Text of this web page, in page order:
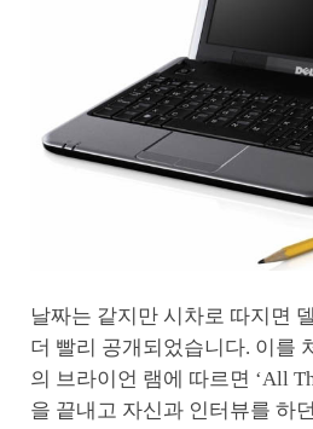
날짜는 같지만 시차로 따지면
더 빨리 공개되었습니다. 이를
의 브라이언 램에 따르면 ‘All
을 끝내고 자신과 인터뷰를 하